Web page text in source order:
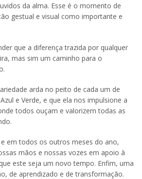
da alma. Esse é o momento de
gestual e visual como importante e
que a diferença trazida por qualquer
mas sim um caminho para o
arda no peito de cada um de
e Verde, e que ela nos impulsione a
todos ouçam e valorizem todas as
em todos os outros meses do ano,
mãos e nossas vozes em apoio à
este seja um novo tempo. Enfim, uma
de aprendizado e de transformação.